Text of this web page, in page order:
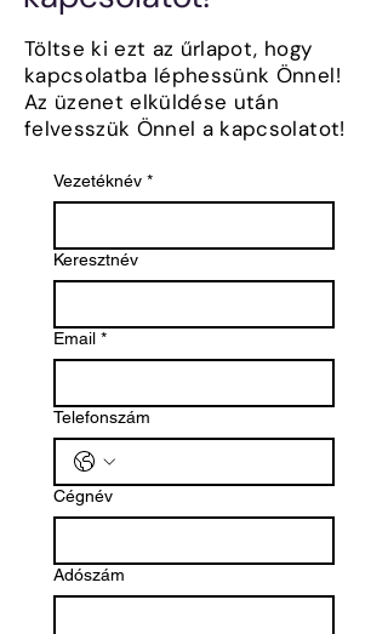
Töltse ki ezt az űrlapot, hogy
kapcsolatba léphessünk Önnel!
Az üzenet elküldése után
felvesszük Önnel a kapcsolatot!
Vezetéknév *
Keresztnév
Email *
Telefonszám
Cégnév
Adószám